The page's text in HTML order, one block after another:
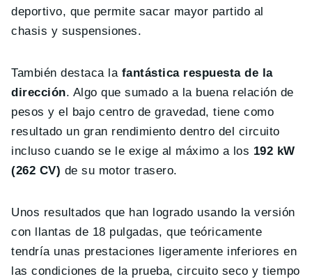
deportivo, que permite sacar mayor partido al
chasis y suspensiones.
También destaca lafantástica respuesta de la
dirección. Algo que sumado a la buena relación de
pesos y el bajo centro de gravedad, tiene como
resultado un gran rendimiento dentro del circuito
incluso cuando se le exige al máximo a los 192 kW
(262 CV) de su motor trasero.
Unos resultados que han logrado usando la versión
con llantas de 18 pulgadas, que teóricamente
tendría unas prestaciones ligeramente inferiores en
las condiciones de la prueba, circuito seco y tiempo